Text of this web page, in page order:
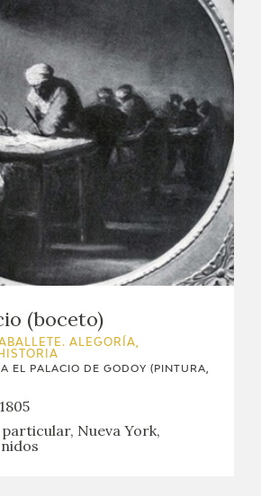
(boceto)
ALEGORÍA,
EL PALACIO DE GODOY (PINTURA,
Nueva York,